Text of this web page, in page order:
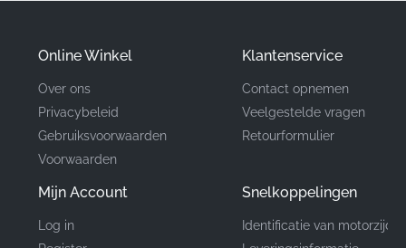
(MPN)
86832KTYH50ZB
Fabrikant
Montagepositie Zijkuip*
Type
Materiaal Vinyl sticker
Online Winkel
Over ons
Privacybeleid
Gebruiksvoorwaarden
Voorwaarden
Mijn Account
Log in
Klantenservice
Contact opnemen
Veelgestelde vragen
Retourformulier
Snelkoppelingen
Identificatie van